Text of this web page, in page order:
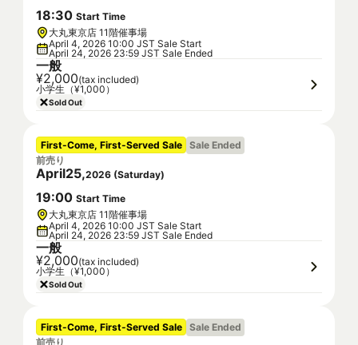
18:30 Start Time
大丸東京店 11階催事場
April 4, 2026 10:00 JST Sale Start
April 24, 2026 23:59 JST Sale Ended
一般
¥2,000(tax included)
小学生（¥1,000）
Sold Out
First-Come, First-Served Sale Sale Ended
前売り
April25,2026 (Saturday)
19:00 Start Time
大丸東京店 11階催事場
April 4, 2026 10:00 JST Sale Start
April 24, 2026 23:59 JST Sale Ended
一般
¥2,000(tax included)
小学生（¥1,000）
Sold Out
First-Come, First-Served Sale Sale Ended
前売り